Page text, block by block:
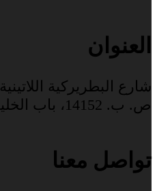
العنوان
شارع البطريركية اللاتينية 8
ص. ب. 14152، باب الخليل، القدس 9114101
تواصل معنا